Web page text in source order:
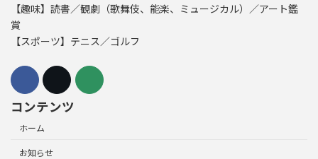
【趣味】読書／観劇（歌舞伎、能楽、ミュージカル）／アート鑑
賞
【スポーツ】テニス／ゴルフ
コンテンツ
ホーム
お知らせ